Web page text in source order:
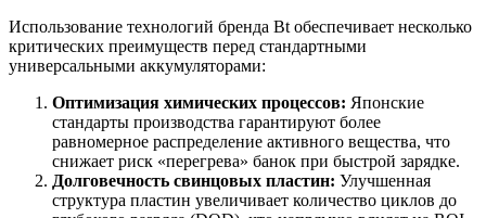
Использование технологий бренда Bt обеспечивает несколько
критических преимуществ перед стандартными
универсальными аккумуляторами:
Оптимизация химических процессов: Японские
стандарты производства гарантируют более
равномерное распределение активного вещества, что
снижает риск «перегрева» банок при быстрой зарядке.
Долговечность свинцовых пластин: Улучшенная
структура пластин увеличивает количество циклов до